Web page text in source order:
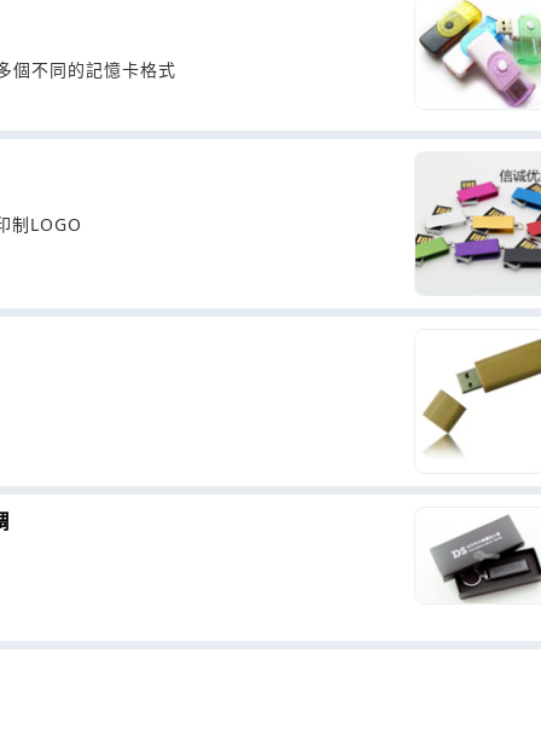
個不同的記憶卡格式
制LOGO